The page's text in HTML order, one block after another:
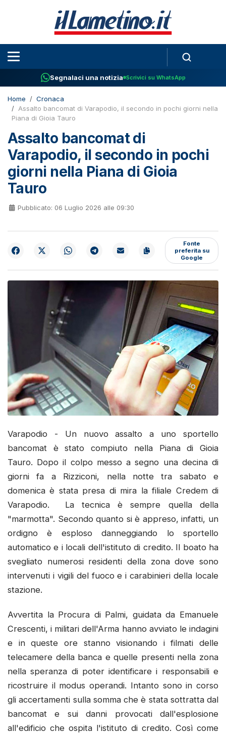
Segnalaci una notizia Scrivici su WhatsApp
Home
Cronaca
Assalto bancomat di Varapodio, il secondo in pochi giorni nella
Piana di Gioia Tauro
Assalto bancomat di
Varapodio, il secondo in pochi
giorni nella Piana di Gioia
Tauro
Pubblicato: 06 Luglio 2026 alle 09:30
Fonte
preferita su
Google
Varapodio - Un nuovo assalto a uno sportello
bancomat è stato compiuto nella Piana di Gioia
Tauro. Dopo il colpo messo a segno una decina di
giorni fa a Rizziconi, nella notte tra sabato e
domenica è stata presa di mira la filiale Credem di
Varapodio. La tecnica è sempre quella della
"marmotta". Secondo quanto si è appreso, infatti, un
ordigno è esploso danneggiando lo sportello
automatico e i locali dell'istituto di credito. Il boato ha
svegliato numerosi residenti della zona dove sono
intervenuti i vigili del fuoco e i carabinieri della locale
stazione.
Avvertita la Procura di Palmi, guidata da Emanuele
Crescenti, i militari dell'Arma hanno avviato le indagini
e in queste ore stanno visionando i filmati delle
telecamere della banca e quelle presenti nella zona
nella speranza di poter identificare i responsabili e
ricostruire il modus operandi. Intanto sono in corso
gli accertamenti sulla somma che è stata sottratta dal
bancomat e sui danni provocati dall'esplosione
all'edificio che ospita l'istituto di credito. Così come